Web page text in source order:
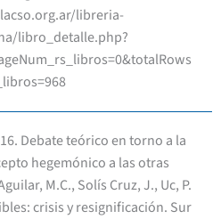
libreria-
libro_detalle.php?
Debate teórico en torno a la
hegemónico a las otras
M.C., Solís Cruz, J., Uc, P.
crisis y resignificación. Sur